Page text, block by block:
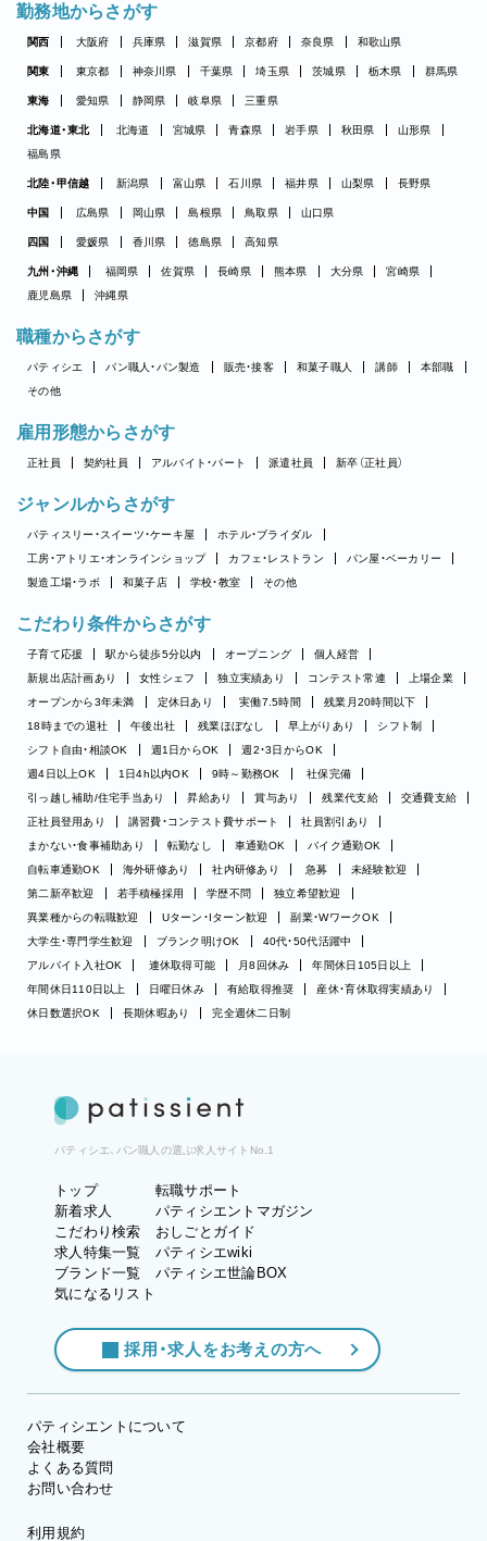
勤務地からさがす
関西 大阪府 兵庫県 滋賀県 京都府 奈良県 和歌山県
関東 東京都 神奈川県 千葉県 埼玉県 茨城県 栃木県 群馬県
東海 愛知県 静岡県 岐阜県 三重県
北海道・東北 北海道 宮城県 青森県 岩手県 秋田県
山形県
福島県
北陸・甲信越 新潟県 富山県 石川県 福井県 山梨県 長野県
中国 広島県 岡山県 島根県 鳥取県 山口県
四国 愛媛県 香川県 徳島県 高知県
九州・沖縄 福岡県 佐賀県 長崎県 熊本県 大分県
宮崎県
鹿児島県
沖縄県
職種からさがす
パティシエ パン職人・パン製造 販売・接客 和菓子職人 講師
本部職
その他
雇用形態からさがす
正社員 契約社員 アルバイト・パート 派遣社員 新卒（正社員）
ジャンルからさがす
パティスリー・スイーツ・ケーキ屋
ホテル・ブライダル
工房・アトリエ・オンラインショップ
カフェ・レストラン
パン屋・ベーカリー
製造工場・ラボ
和菓子店 学校・教室 その他
こだわり条件からさがす
子育て応援 駅から徒歩5分以内 オープニング
個人経営
新規出店計画あり
女性シェフ 独立実績あり コンテスト常連
上場企業
オープンから3年未満
定休日あり 実働7.5時間
残業月20時間以下
18時までの退社
午後出社 残業ほぼなし 早上がりあり
シフト制
シフト自由・相談OK
週1日からOK
週2・3日からOK
週4日以上OK
1日4h以内OK 9時～勤務OK
社保完備
引っ越し補助/住宅手当あり
昇給あり 賞与あり 残業代支給
交通費支給
正社員登用あり
講習費・コンテスト費サポート
社員割引あり
まかない・食事補助あり
転勤なし 車通勤OK
バイク通勤OK
自転車通勤OK
海外研修あり 社内研修あり 急募
未経験歓迎
第二新卒歓迎
若手積極採用 学歴不問
独立希望歓迎
異業種からの転職歓迎
Uターン・Iターン歓迎
副業・WワークOK
大学生・専門学生歓迎
ブランク明けOK
40代・50代活躍中
アルバイト入社OK
連休取得可能 月8回休み
年間休日105日以上
年間休日110日以上
日曜日休み 有給取得推奨
産休・育休取得実績あり
休日数選択OK
長期休暇あり 完全週休二日制
パティシエ、パン職人の選ぶ求人サイトNo.1
トップ
新着求人
こだわり検索
求人特集一覧
ブランド一覧
気になるリスト
転職サポート
パティシエントマガジン
おしごとガイド
パティシエwiki
パティシエ世論BOX
採用・求人をお考えの方へ
パティシエントについて
会社概要
よくある質問
お問い合わせ
利用規約